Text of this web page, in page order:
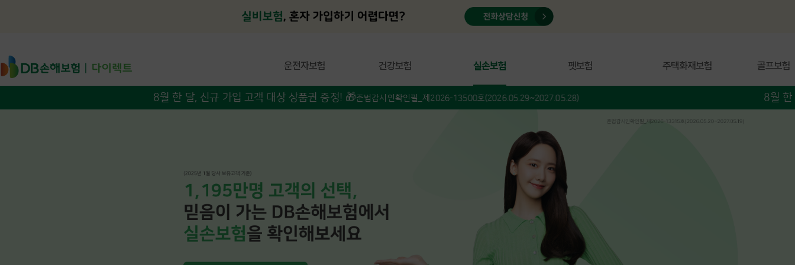
운전자보험 건강보험 실손보험 펫보험 주택화재보험 골프보험
8월 한 달, 신규 가입 고객 대상 상품권 증정! 🎁준법감시인확인필_제2026-13500호(2026.05.29~2027.05.28) 8월 한 달, 신규 가
유병력자 실비보험
인수심사에따라 가입 범위 조정될 수 있습니다 간편심사 통과 시 가입 가능합니다
신세계 상품권 1만 5천원!
입원일당까지 확인하고 싶다면?
1040건강보험
대비하고 싶다면?
종합보험
기대수명이 늘어나고 있으니까 보장 기간도 길게!
1년 갱신, 5년 재가입을 통해 최대 100세까지 보장합니다
갱신시 보험료 인상될 수 있습니다
암 진단비,치료비(입원, 통원비)를 보장합니다
암 진단 특약: 최초 1회한암직접치료입원일당: 요양병원 제외 암직접치료통원비: 상급종합병원, 종합병원 치료시 적용
어떤 가입 혜택을 받을 수 있나요?
해당 상품 미가입자(손해보험협회 기준)
해당 상품 가입(실손+암 플랜 가입 시) 및
2개월 보험료 납입 시,
신세계 상품권 1만 5천원을 드립니다.